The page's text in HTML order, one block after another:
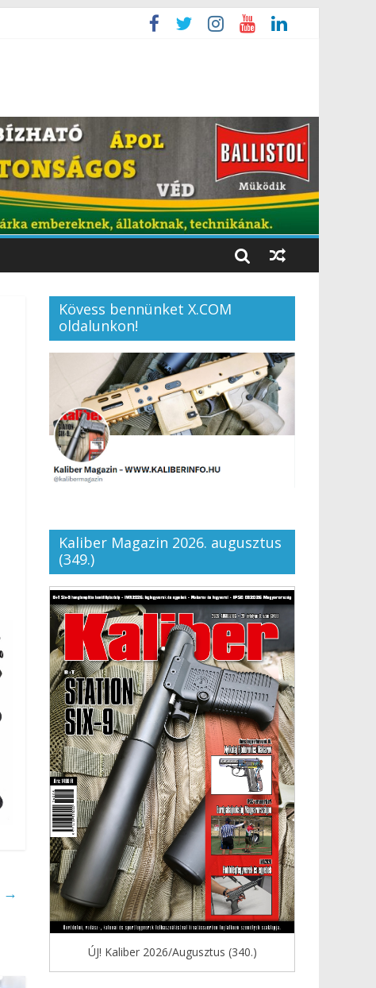
→
Kövess bennünket X.COM
oldalunkon!
Kaliber Magazin 2026. augusztus
(349.)
ÚJ! Kaliber 2026/Augusztus (340.)